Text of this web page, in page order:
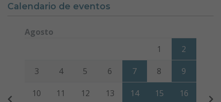
Calendario de eventos
Agosto
Viernes Sábado
1 2
3 4 5 6 7 8 9
10 11 12 13 14 15 16